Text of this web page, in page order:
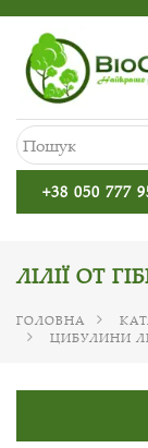
+38 050 777
ЛІЛІЇ ОТ
ГОЛОВНА
ЦИБУЛИНИ